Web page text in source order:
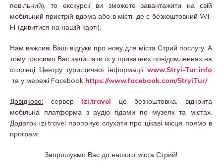
повільний), то екскурсії ви зможете завантажити на свій
мобільний пристрій вдома або в місті, де є безкоштовний WI-
FI (дивитися на нашій карті).
Нам важливі Ваші відгуки про нову для міста Стрий послугу. А
тому просимо Вас залишати їх у приватних повідомленнях на
сторінці Центру туристичної інформації www.Stryi-Tur.info
та у мережі Facebook https://www.facebook.com/StryiTur/
Довідково: сервер Izi.travel це безкоштовна, відкрита
мобільна платформа з аудіо гідами по музеях та містах.
Додаток izi.travel пропонує слухати про цікаві місця прямо в
програмі.
Запрошуємо Вас до нашого міста Стрий!